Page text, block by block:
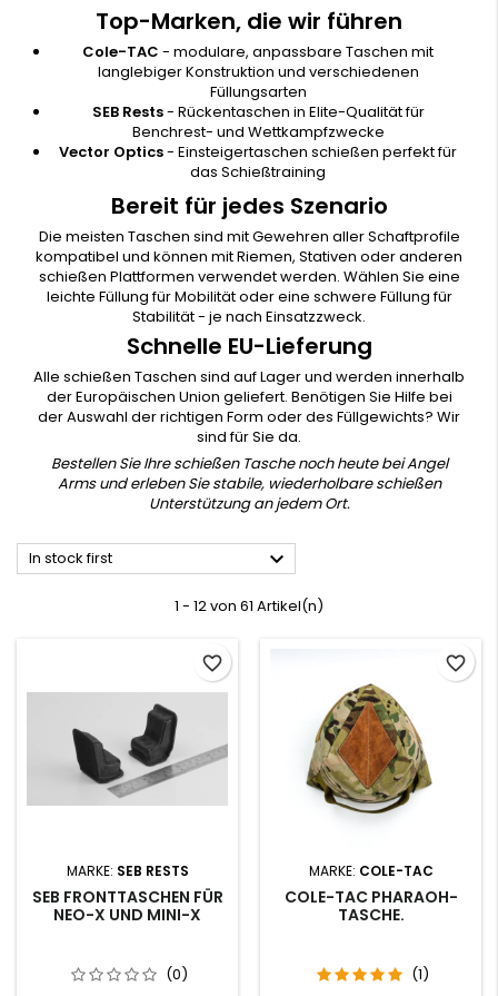
Top-Marken, die wir führen
Cole-TAC - modulare, anpassbare Taschen mit
langlebiger Konstruktion und verschiedenen
Füllungsarten
SEB Rests- Rückentaschen in Elite-Qualität für
Benchrest- und Wettkampfzwecke
Vector Optics- Einsteigertaschen schießen perfekt für
das Schießtraining
Bereit für jedes Szenario
Die meisten Taschen sind mit Gewehren aller Schaftprofile
kompatibel und können mit Riemen, Stativen oder anderen
schießen Plattformen verwendet werden. Wählen Sie eine
leichte Füllung für Mobilität oder eine schwere Füllung für
Stabilität - je nach Einsatzzweck.
Schnelle EU-Lieferung
Alle schießen Taschen sind auf Lager und werden innerhalb
der Europäischen Union geliefert. Benötigen Sie Hilfe bei
der Auswahl der richtigen Form oder des Füllgewichts? Wir
sind für Sie da.
Bestellen Sie Ihre schießen Tasche noch heute bei Angel
Arms und erleben Sie stabile, wiederholbare schießen
Unterstützung an jedem Ort.
In stock first 
1 - 12 von 61 Artikel(n)
MARKE: SEB RESTS
SEB FRONTTASCHEN FÜR
NEO-X UND MINI-X
(0)
favorite_border
MARKE: COLE-TAC
COLE-TAC PHARAOH-
TASCHE.
(1)
favorite_border